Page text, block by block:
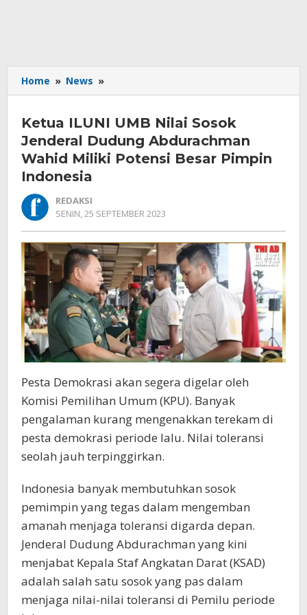
Home » News »
ILUNI
Nilai
Sosok
Jenderal
Dudung
Miliki
Pimpin
Indonesia
Ketua ILUNI UMB Nilai Sosok
Jenderal Dudung Abdurachman
Wahid Miliki Potensi Besar Pimpin
Indonesia
REDAKSI
SENIN, 25 SEPTEMBER 2023
Pesta Demokrasi akan segera digelar oleh
Komisi Pemilihan Umum (KPU). Banyak
pengalaman kurang mengenakkan terekam di
pesta demokrasi periode lalu. Nilai toleransi
seolah jauh terpinggirkan.
Indonesia banyak membutuhkan sosok
pemimpin yang tegas dalam mengemban
amanah menjaga toleransi digarda depan.
Jenderal Dudung Abdurachman yang kini
menjabat Kepala Staf Angkatan Darat (KSAD)
adalah salah satu sosok yang pas dalam
menjaga nilai-nilai toleransi di Pemilu periode